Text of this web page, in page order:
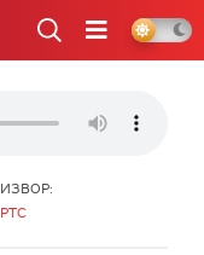
ИЗВОР:
РТС